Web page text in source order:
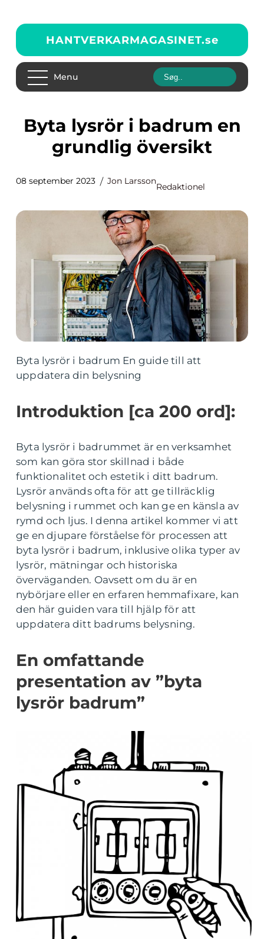
HANTVERKARMAGASINET.se
Menu
Byta lysrör i badrum en
grundlig översikt
08 september 2023 Jon Larsson
Redaktionel
Byta lysrör i badrum En guide till att
uppdatera din belysning
Introduktion [ca 200 ord]:
Byta lysrör i badrummet är en verksamhet
som kan göra stor skillnad i både
funktionalitet och estetik i ditt badrum.
Lysrör används ofta för att ge tillräcklig
belysning i rummet och kan ge en känsla av
rymd och ljus. I denna artikel kommer vi att
ge en djupare förståelse för processen att
byta lysrör i badrum, inklusive olika typer av
lysrör, mätningar och historiska
överväganden. Oavsett om du är en
nybörjare eller en erfaren hemmafixare, kan
den här guiden vara till hjälp för att
uppdatera ditt badrums belysning.
En omfattande
presentation av ”byta
lysrör badrum”